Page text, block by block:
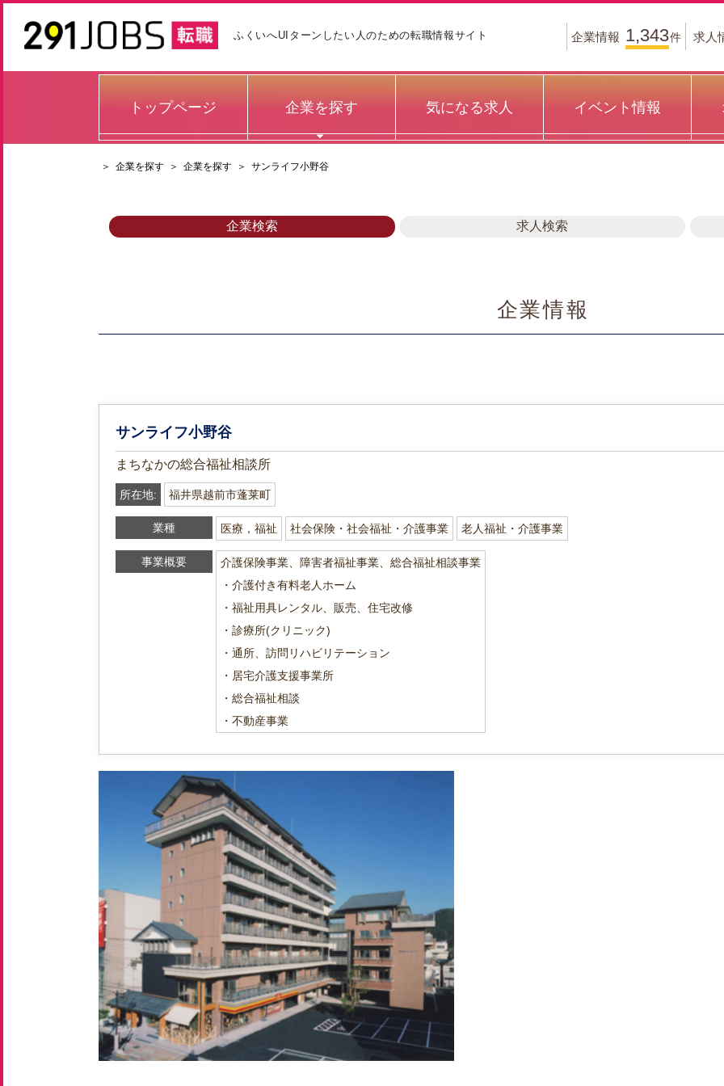
ふくいへUIターンしたい人のための転職情報サイト
トップページ 企業を探す 気になる求人 イベント情報
企業情報 1,343件 求人
＞ 企業を探す ＞ 企業を探す ＞ サンライフ小野谷
企業検索 求人検索
企業情報
サンライフ小野谷
まちなかの総合福祉相談所
所在地: 福井県越前市蓬莱町
業種 医療，福祉 社会保険・社会福祉・介護事業 老人福祉・介護事業
事業概要
介護保険事業、障害者福祉事業、総合福祉相談事業
・介護付き有料老人ホーム
・福祉用具レンタル、販売、住宅改修
・診療所(クリニック)
・通所、訪問リハビリテーション
・居宅介護支援事業所
・総合福祉相談
・不動産事業